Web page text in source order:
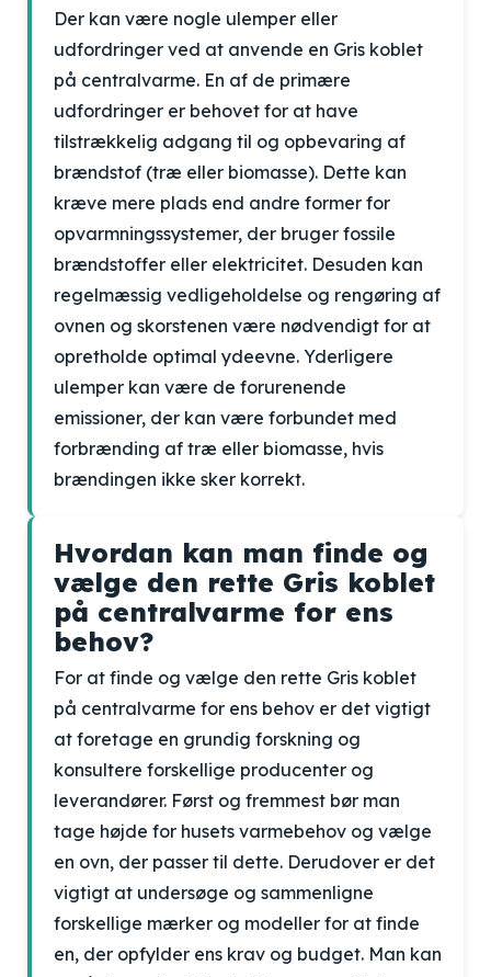
Der kan være nogle ulemper eller
udfordringer ved at anvende en Gris koblet
på centralvarme. En af de primære
udfordringer er behovet for at have
tilstrækkelig adgang til og opbevaring af
brændstof (træ eller biomasse). Dette kan
kræve mere plads end andre former for
opvarmningssystemer, der bruger fossile
brændstoffer eller elektricitet. Desuden kan
regelmæssig vedligeholdelse og rengøring af
ovnen og skorstenen være nødvendigt for at
opretholde optimal ydeevne. Yderligere
ulemper kan være de forurenende
emissioner, der kan være forbundet med
forbrænding af træ eller biomasse, hvis
brændingen ikke sker korrekt.
Hvordan kan man finde og
vælge den rette Gris koblet
på centralvarme for ens
behov?
For at finde og vælge den rette Gris koblet
på centralvarme for ens behov er det vigtigt
at foretage en grundig forskning og
konsultere forskellige producenter og
leverandører. Først og fremmest bør man
tage højde for husets varmebehov og vælge
en ovn, der passer til dette. Derudover er det
vigtigt at undersøge og sammenligne
forskellige mærker og modeller for at finde
en, der opfylder ens krav og budget. Man kan